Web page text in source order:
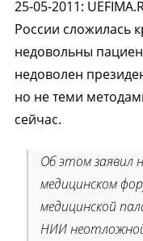
25-05-2011:
России сложилась
недовольны
недоволен
но не теми
сейчас.
Об этом заявил
медицинском
медицинской
НИИ